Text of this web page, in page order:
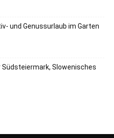
und Genussurlaub im Garten
Südsteiermark, Slowenisches